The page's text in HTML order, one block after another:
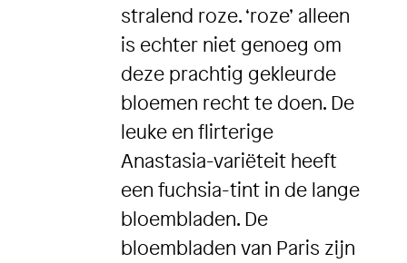
stralend roze. ‘roze’ alleen
is echter niet genoeg om
deze prachtig gekleurde
bloemen recht te doen. De
leuke en flirterige
Anastasia-variëteit heeft
een fuchsia-tint in de lange
bloembladen. De
bloembladen van Paris zijn